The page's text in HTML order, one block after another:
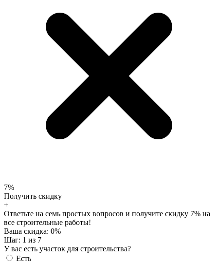
7%
Получить скидку
+
Ответьте на семь простых вопросов и получите скидку 7% на
все строительные работы!
Ваша скидка: 0%
Шаг: 1 из 7
У вас есть участок для строительства?
Есть